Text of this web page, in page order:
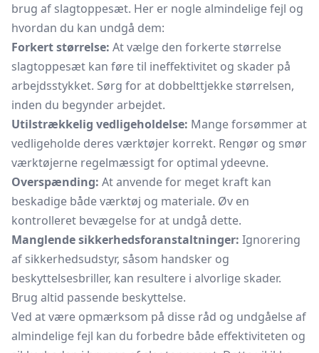
brug af slagtoppesæt. Her er nogle almindelige fejl og
hvordan du kan undgå dem:
Forkert størrelse: At vælge den forkerte størrelse
slagtoppesæt kan føre til ineffektivitet og skader på
arbejdsstykket. Sørg for at dobbelttjekke størrelsen,
inden du begynder arbejdet.
Utilstrækkelig vedligeholdelse: Mange forsømmer at
vedligeholde deres værktøjer korrekt. Rengør og smør
værktøjerne regelmæssigt for optimal ydeevne.
Overspænding: At anvende for meget kraft kan
beskadige både værktøj og materiale. Øv en
kontrolleret bevægelse for at undgå dette.
Manglende sikkerhedsforanstaltninger: Ignorering
af sikkerhedsudstyr, såsom handsker og
beskyttelsesbriller, kan resultere i alvorlige skader.
Brug altid passende beskyttelse.
Ved at være opmærksom på disse råd og undgåelse af
almindelige fejl kan du forbedre både effektiviteten og